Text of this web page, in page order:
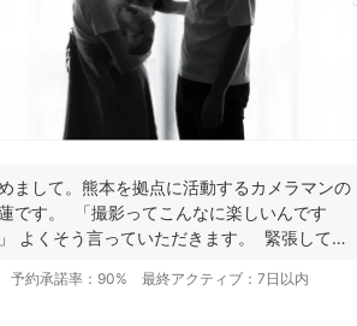
まして。熊本を拠点に活動するカメラマンの
です。 「撮影ってこんなに楽しいんです
よくそう言っていただきます。 緊張してい
予約承諾率： 90% 最終アクティブ： 7日以内